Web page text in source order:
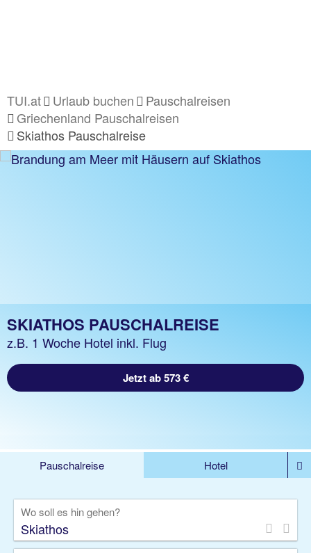
TUI.at Urlaub buchen
Pauschalreisen
Griechenland Pauschalreisen
Skiathos Pauschalreise
SKIATHOS PAUSCHALREISE
z.B. 1 Woche Hotel inkl. Flug
Jetzt ab 573 €
Pauschalreise
Hotel
Rundreise
Kreuzfahrt
Gruppenreise
Camper Privattransfer
Wo soll es hin gehen?